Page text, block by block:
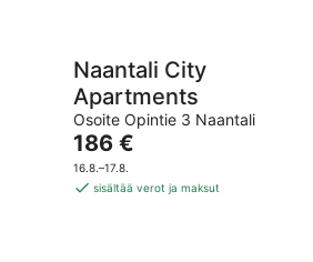
Naantali City
Apartments
Osoite Opintie 3 Naantali
Hinta
on
186 €
186 €
16.8.–17.8.
sisältää verot ja maksut